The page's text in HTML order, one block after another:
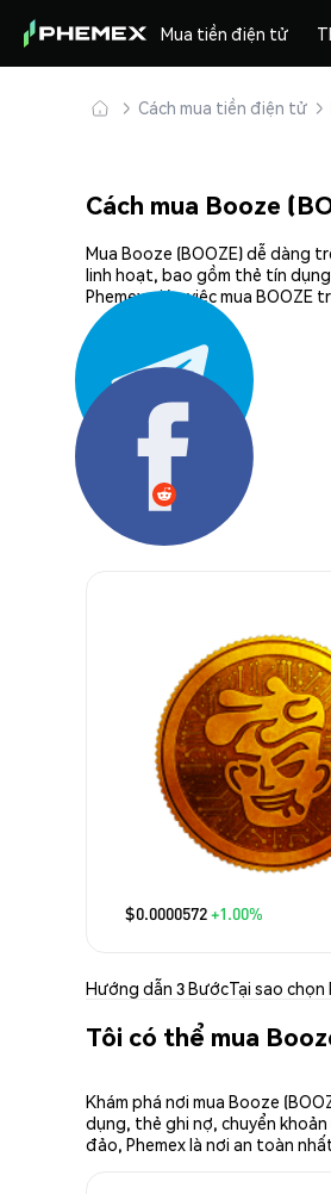
Mua tiền điện tử
Cách mua tiền điện tử
Cách mua Booze
Mua Booze (BOOZE) dễ dàng
linh hoạt, bao gồm thẻ tín
Phemex giúp việc mua
Chia sẻ:
$0.0000572+1.00%
Hướng dẫn 3 BướcTại sao chọn
Tôi có thể mua
Khám phá nơi mua Booze
dụng, thẻ ghi nợ, chuyển
đảo, Phemex là nơi an toàn